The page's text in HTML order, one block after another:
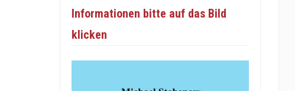
Informationen bitte auf das Bild
klicken